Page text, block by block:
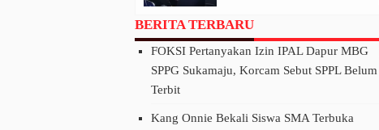
BERITA TERBARU
FOKSI Pertanyakan Izin IPAL Dapur MBG
SPPG Sukamaju, Korcam Sebut SPPL Belum
Terbit
Kang Onnie Bekali Siswa SMA Terbuka